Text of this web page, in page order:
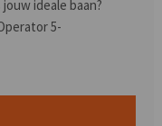
ideale baan?
5-